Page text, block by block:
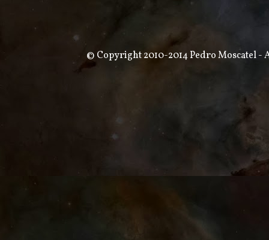
© Copyright 2010-2014 Pedro Moscatel -